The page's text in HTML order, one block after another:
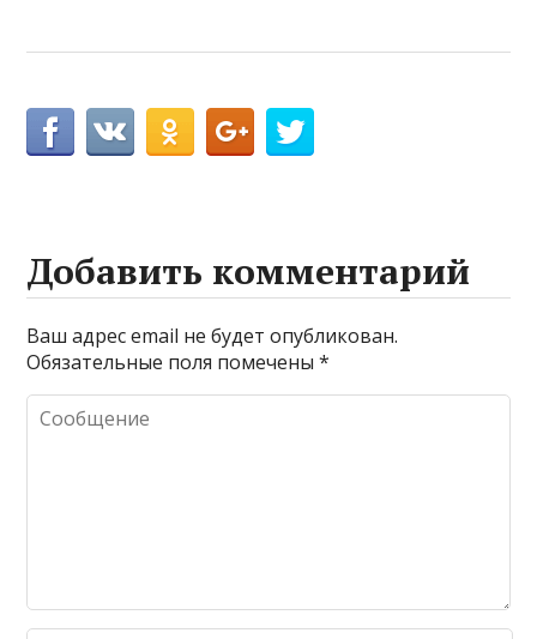
Добавить комментарий
Ваш адрес email не будет опубликован.
Обязательные поля помечены*